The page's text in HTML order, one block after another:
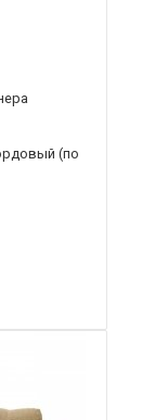
(по